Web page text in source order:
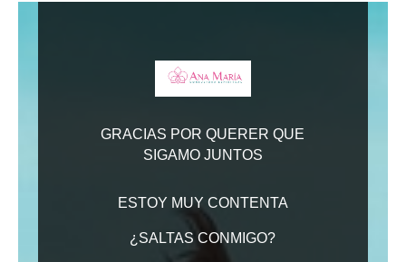
GRACIAS POR QUERER QUE
SIGAMO JUNTOS
ESTOY MUY CONTENTA
¿SALTAS CONMIGO?